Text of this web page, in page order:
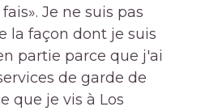
Je ne suis pas
la façon dont je suis
partie parce que j'ai
de garde de
que je vis à Los